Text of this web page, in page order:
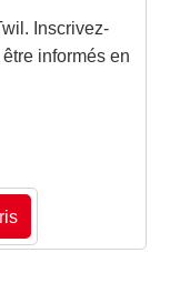
Inscrivez-
informés en